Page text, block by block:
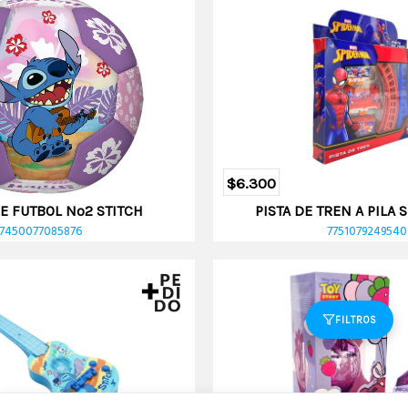
FILTROS
FUTBOL Nº2 STITCH
7450077085876
$6.300
PISTA DE TREN A PILA
7751079249540